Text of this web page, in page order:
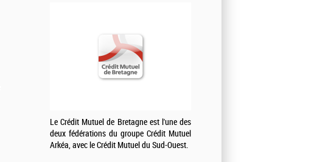
Le Crédit Mutuel de Bretagne est l'une des
deux fédérations du groupe Crédit Mutuel
Arkéa, avec le Crédit Mutuel du Sud-Ouest.